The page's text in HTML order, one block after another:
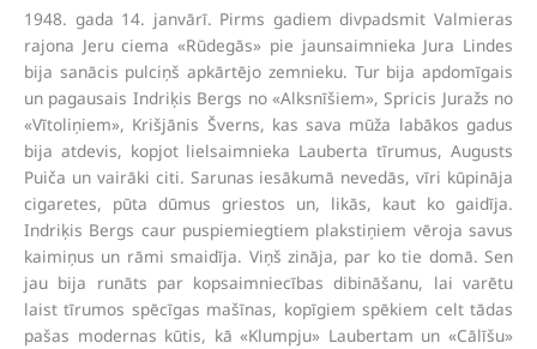
1948. gada 14. janvārī. Pirms gadiem divpadsmit Valmieras
rajona Jeru ciema «Rūdegās» pie jaunsaimnieka Jura Lindes
bija sanācis pulciņš apkārtējo zemnieku. Tur bija apdomīgais
un pagausais Indriķis Bergs no «Alksnīšiem», Spricis Juražs no
«Vītoliņiem», Krišjānis Šverns, kas sava mūža labākos gadus
bija atdevis, kopjot lielsaimnieka Lauberta tīrumus, Augusts
Puiča un vairāki citi. Sarunas iesākumā nevedās, vīri kūpināja
cigaretes, pūta dūmus griestos un, likās, kaut ko gaidīja.
Indriķis Bergs caur puspiemiegtiem plakstiņiem vēroja savus
kaimiņus un rāmi smaidīja. Viņš zināja, par ko tie domā. Sen
jau bija runāts par kopsaimniecības dibināšanu, lai varētu
laist tīrumos spēcīgas mašīnas, kopīgiem spēkiem celt tādas
pašas modernas kūtis, kā «Klumpju» Laubertam un «Cālīšu»